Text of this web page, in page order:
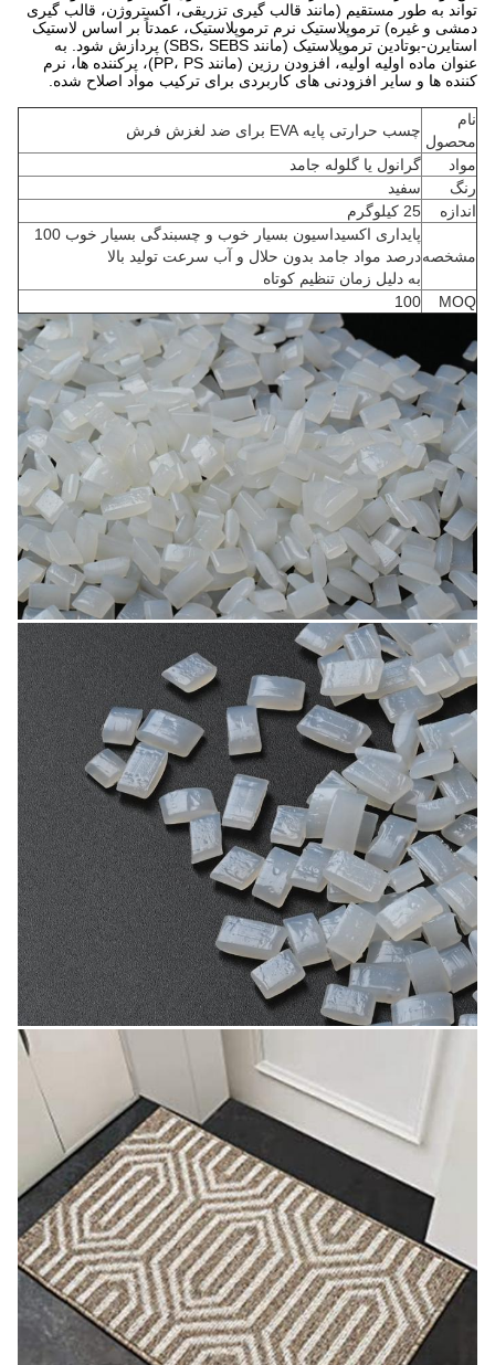
تواند به طور مستقیم (مانند قالب گیری تزریقی، اکستروژن، قالب گیری
دمشی و غیره) ترموپلاستیک نرم ترموپلاستیک، عمدتاً بر اساس لاستیک
استایرن-بوتادین ترموپلاستیک (مانند SBS، SEBS) پردازش شود. به
عنوان ماده اولیه اولیه، افزودن رزین (مانند PP، PS)، پرکننده ها، نرم
کننده ها و سایر افزودنی های کاربردی برای ترکیب مواد اصلاح شده.
نام
محصول
چسب حرارتی پایه EVA برای ضد لغزش فرش
مواد
گرانول یا گلوله جامد
رنگ
سفید
اندازه
25 کیلوگرم
مشخصه
پایداری اکسیداسیون بسیار خوب و چسبندگی بسیار خوب 100
درصد مواد جامد بدون حلال و آب سرعت تولید بالا
به دلیل زمان تنظیم کوتاه
MOQ
100